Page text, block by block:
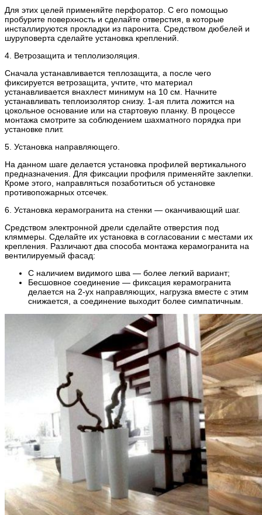
Для этих целей применяйте перфоратор. С его помощью
пробурите поверхность и сделайте отверстия, в которые
инсталлируются прокладки из паронита. Средством дюбелей и
шуруповерта сделайте установка креплений.
4. Ветрозащита и теплолизоляция.
Сначала устанавливается теплозащита, а после чего
фиксируется ветрозащита, учтите, что материал
устанавливается внахлест минимум на 10 см. Начните
устанавливать теплоизолятор снизу. 1-ая плита ложится на
цокольное основание или на стартовую планку. В процессе
монтажа смотрите за соблюдением шахматного порядка при
установке плит.
5. Установка направляющего.
На данном шаге делается установка профилей вертикального
предназначения. Для фиксации профиля применяйте заклепки.
Кроме этого, направляться позаботиться об установке
противопожарных отсечек.
6. Установка керамогранита на стенки — оканчивающий шаг.
Средством электронной дрели сделайте отверстия под
кляммеры. Сделайте их установка в согласовании с местами их
крепления. Различают два способа монтажа керамогранита на
вентилируемый фасад:
С наличием видимого шва — более легкий вариант;
Бесшовное соединение — фиксация керамогранита
делается на 2-ух направляющих, нагрузка вместе с этим
снижается, а соединение выходит более симпатичным.